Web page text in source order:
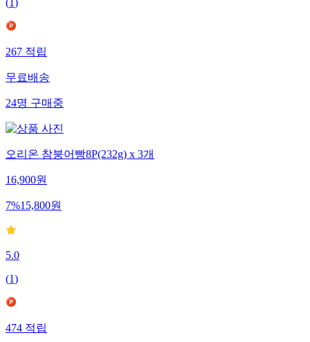
(1)
267적립
무료배송
24명구매중
오리온 참붕어빵8P(232g) x 3개
16,900원
7%15,800원
5.0
(1)
474적립